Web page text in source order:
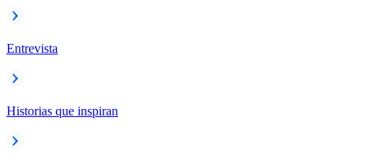
Entrevista
Historias que inspiran